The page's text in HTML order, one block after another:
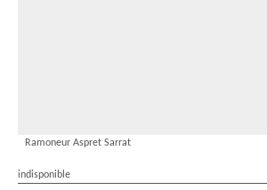
Ramoneur Aspret Sarrat
indisponible